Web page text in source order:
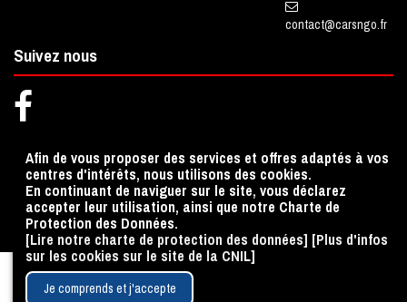
contact@carsngo.fr
Suivez nous
Lettre d'informations
Afin de vous proposer des services et offres adaptés à vos
centres d'intérêts, nous utilisons des cookies.
En continuant de naviguer sur le site, vous déclarez
accepter leur utilisation, ainsi que notre Charte de
Protection des Données.
[Lire notre charte de protection des données] [Plus d'infos
sur les cookies sur le site de la CNIL]
Je comprends et j'accepte